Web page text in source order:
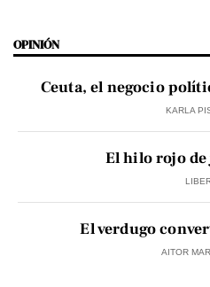
OPINIÓN
Ceuta, el negocio
KARLA
El hilo rojo
El verdugo
AITOR